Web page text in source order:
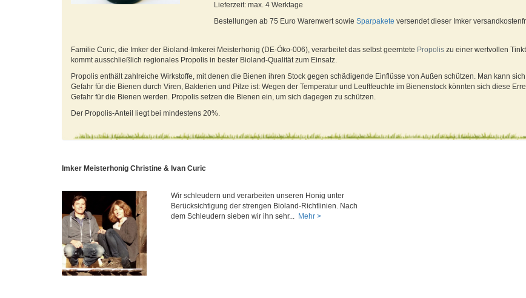
Lieferzeit: max. 4 Werktage
Bestellungen ab 75 Euro Warenwert sowieSparpakete versendet dieser Imker
Familie Curic, die Imker der Bioland-Imkerei Meisterhonig (DE-Öko-006), verarbeitet das selbst geerntete Propolis zu einer wertvollen
kommt ausschließlich regionales Propolis in bester Bioland-Qualität zum Einsatz.
Propolis enthält zahlreiche Wirkstoffe, mit denen die Bienen ihren Stock gegen schädigende Einflüsse von Außen schützen. Man kann
Gefahr für die Bienen durch Viren, Bakterien und Pilze ist: Wegen der Temperatur und Leuftfeuchte im Bienenstock könnten sich diese
Gefahr für die Bienen werden. Propolis setzen die Bienen ein, um sich dagegen zu schützen.
Der Propolis-Anteil liegt bei mindestens 20%.
Imker Meisterhonig Christine & Ivan Curic
Wir schleudern und verarbeiten unseren Honig unter
Berücksichtigung der strengen Bioland-Richtlinien. Nach
dem Schleudern sieben wir ihn sehr... Mehr >